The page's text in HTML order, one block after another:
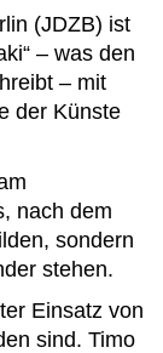
(JDZB) ist
– was den
– mit
der Künste
nach dem
sondern
stehen.
Einsatz von
sind. Timo